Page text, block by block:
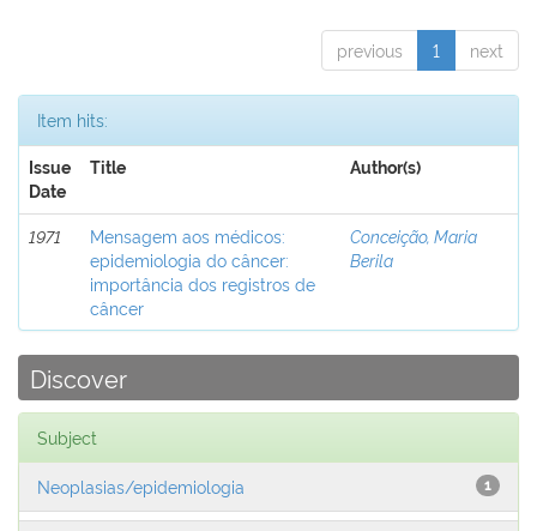
previous 1 next
Item hits:
Issue
Date
Title Author(s)
1971
Mensagem aos médicos:
epidemiologia do câncer:
importância dos registros de
câncer
Conceição, Maria
Berila
Discover
Subject
1
Neoplasias/epidemiologia